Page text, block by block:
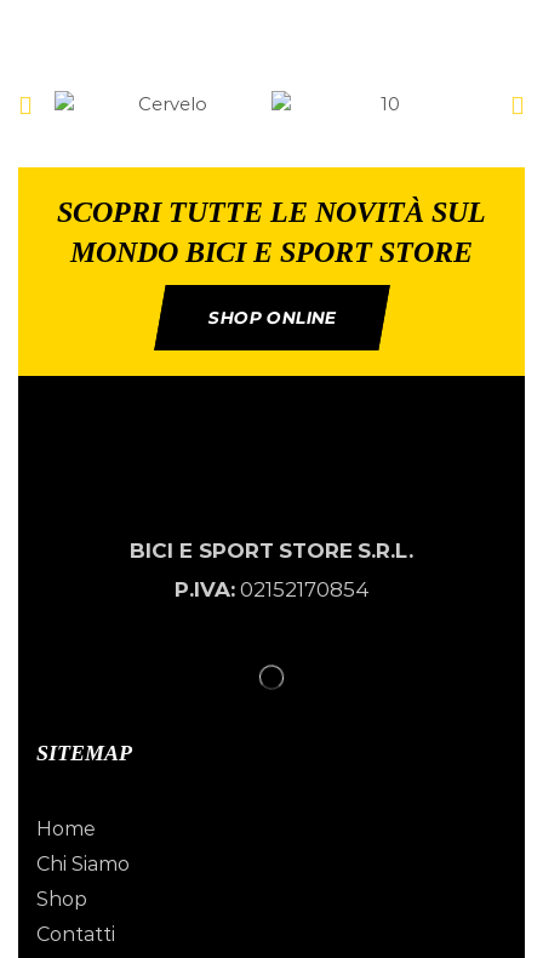
SCOPRI TUTTE LE NOVITÀ SUL
MONDO BICI E SPORT STORE
SHOP ONLINE
BICI E SPORT STORE S.R.L.
P.IVA:02152170854
SITEMAP
Home
Chi Siamo
Shop
Contatti